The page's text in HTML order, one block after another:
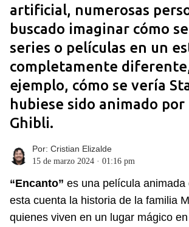
artificial, numerosas
buscado imaginar cómo
series o películas en un
completamente
ejemplo, cómo se vería
hubiese sido animado por
Ghibli.
Por: Cristian Elizalde
15 de marzo 2024 · 01:16 pm
“Encanto” es una película animada
esta cuenta la historia de la familia
quienes viven en un lugar mágico